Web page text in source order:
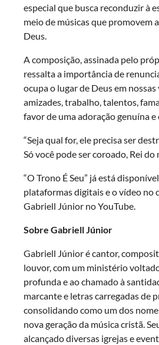
especial que busca reconduzir à
meio de músicas que promovem
Deus.
A composição, assinada pelo
ressalta a importância de
ocupa o lugar de Deus em
amizades, trabalho, talentos,
favor de uma adoração genuína e
“Seja qual for, ele precisa ser
Só você pode ser coroado, Rei do
“O Trono É Seu” já está
plataformas digitais e o vídeo no
Gabriell Júnior no YouTube.
Sobre Gabriell Júnior
Gabriell Júnior é cantor,
louvor, com um ministério
profunda e ao chamado à
marcante e letras carregadas de
consolidando como um dos
nova geração da música cristã.
alcançado diversas igrejas e